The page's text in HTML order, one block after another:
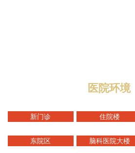
医院环境
新门诊 住院楼
东院区 脑科医院大楼